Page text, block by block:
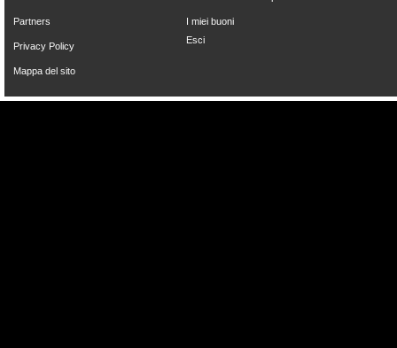
Partners
Privacy Policy
Mappa del sito
I miei buoni
Esci